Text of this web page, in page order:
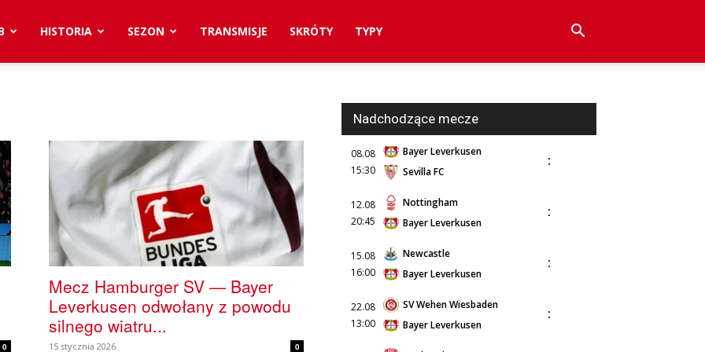
HISTORIA SEZON TRANSMISJE SKRÓTY TYPY
0
Mecz Hamburger SV — Bayer
Leverkusen odwołany z powodu
silnego wiatru...
15 stycznia 2026 0
Nadchodzące mecze
08.08
15:30
Bayer Leverkusen
Sevilla FC
:
12.08
20:45
Nottingham
Bayer Leverkusen
:
15.08
16:00
Newcastle
Bayer Leverkusen
:
22.08
13:00
SV Wehen Wiesbaden
Bayer Leverkusen
: